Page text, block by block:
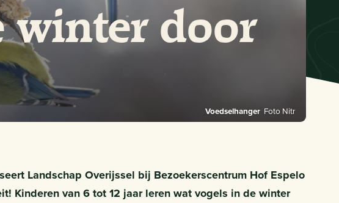
winter door
Voedselhanger Foto Nitr
Landschap Overijssel bij Bezoekerscentrum Hof Espelo
Kinderen van 6 tot 12 jaar leren wat vogels in de winter